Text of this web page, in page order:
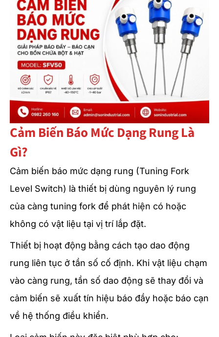
Cảm Biến Báo Mức Dạng Rung Là
Gì?
Cảm biến báo mức dạng rung (Tuning Fork
Level Switch) là thiết bị dùng nguyên lý rung
của càng tuning fork để phát hiện có hoặc
không có vật liệu tại vị trí lắp đặt.
Thiết bị hoạt động bằng cách tạo dao động
rung liên tục ở tần số cố định. Khi vật liệu chạm
vào càng rung, tần số dao động sẽ thay đổi và
cảm biến sẽ xuất tín hiệu báo đầy hoặc báo cạn
về hệ thống điều khiển.